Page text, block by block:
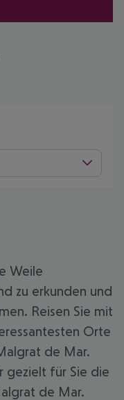
Weile
zu erkunden und
Reisen Sie mit
Orte
de Mar.
gezielt für Sie die
de Mar.